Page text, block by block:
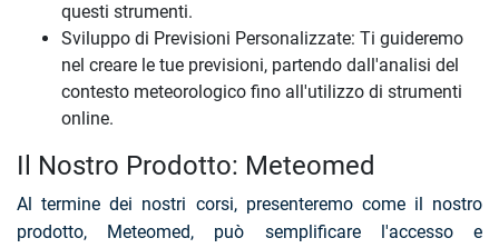
questi strumenti.
Sviluppo di Previsioni Personalizzate: Ti guideremo
nel creare le tue previsioni, partendo dall'analisi del
contesto meteorologico fino all'utilizzo di strumenti
online.
Il Nostro Prodotto: Meteomed
Al termine dei nostri corsi, presenteremo come il nostro
prodotto, Meteomed, può semplificare l'accesso e